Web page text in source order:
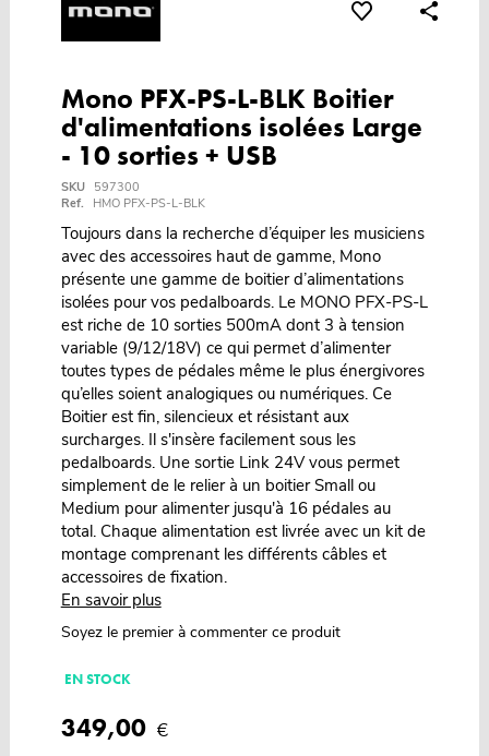
Mono PFX-PS-L-BLK Boitier
d'alimentations isolées Large
- 10 sorties + USB
SKU
597300
Ref.
HMO PFX-PS-L-BLK
Toujours dans la recherche d’équiper les musiciens
avec des accessoires haut de gamme, Mono
présente une gamme de boitier d’alimentations
isolées pour vos pedalboards. Le MONO PFX-PS-L
est riche de 10 sorties 500mA dont 3 à tension
variable (9/12/18V) ce qui permet d’alimenter
toutes types de pédales même le plus énergivores
qu’elles soient analogiques ou numériques. Ce
Boitier est fin, silencieux et résistant aux
surcharges. Il s'insère facilement sous les
pedalboards. Une sortie Link 24V vous permet
simplement de le relier à un boitier Small ou
Medium pour alimenter jusqu'à 16 pédales au
total. Chaque alimentation est livrée avec un kit de
montage comprenant les différents câbles et
accessoires de fixation.
En savoir plus
Soyez le premier à commenter ce produit
EN STOCK
349,00 €